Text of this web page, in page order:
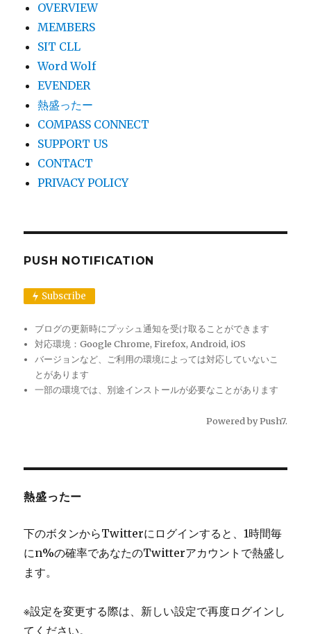
OVERVIEW
MEMBERS
SIT CLL
Word Wolf
EVENDER
熱盛ったー
COMPASS CONNECT
SUPPORT US
CONTACT
PRIVACY POLICY
PUSH NOTIFICATION
Subscribe
ブログの更新時にプッシュ通知を受け取ることができます
対応環境：Google Chrome, Firefox, Android, iOS
バージョンなど、ご利用の環境によっては対応していないこ
とがあります
一部の環境では、別途インストールが必要なことがあります
Powered byPush7.
熱盛ったー
下のボタンからTwitterにログインすると、1時間毎
にn%の確率であなたのTwitterアカウントで熱盛し
ます。
※設定を変更する際は、新しい設定で再度ログインし
てください。